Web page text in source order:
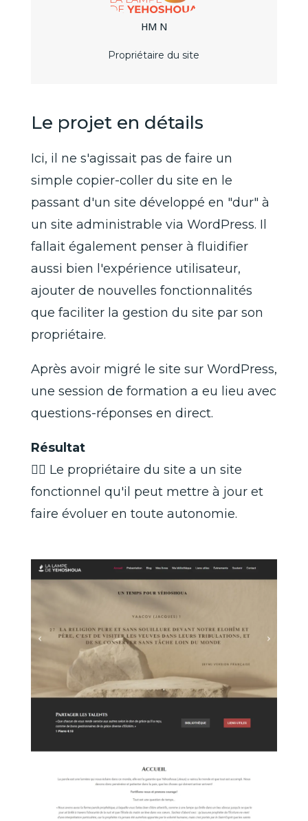
HM N
Propriétaire du site
Le projet en détails
Ici, il ne s'agissait pas de faire un
simple copier-coller du site en le
passant d'un site développé en "dur" à
un site administrable via WordPress. Il
fallait également penser à fluidifier
aussi bien l'expérience utilisateur,
ajouter de nouvelles fonctionnalités
que faciliter la gestion du site par son
propriétaire.
Après avoir migré le site sur WordPress,
une session de formation a eu lieu avec
questions-réponses en direct.
Résultat
👉🏾 Le propriétaire du site a un site
fonctionnel qu'il peut mettre à jour et
faire évoluer en toute autonomie.